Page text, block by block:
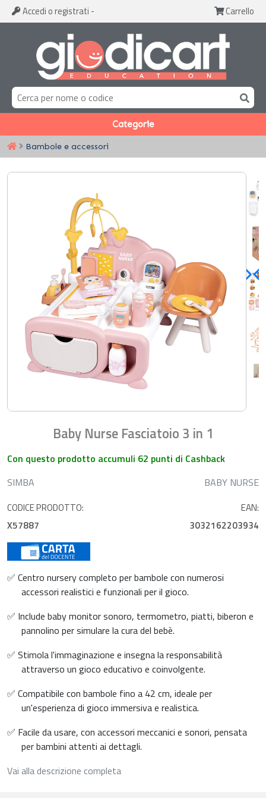
Accedi o registrati - Carrello
Categorie
Bambole e accessori
Baby Nurse Fasciatoio 3 in 1
Con questo prodotto accumuli 62 punti di Cashback
SIMBA
BABY NURSE
CODICE PRODOTTO:
X57887
EAN:
3032162203934
✅ Centro nursery completo per bambole con numerosi
accessori realistici e funzionali per il gioco.
✅ Include baby monitor sonoro, termometro, piatti, biberon e
pannolino per simulare la cura del bebè.
✅ Stimola l'immaginazione e insegna la responsabilità
attraverso un gioco educativo e coinvolgente.
✅ Compatibile con bambole fino a 42 cm, ideale per
un'esperienza di gioco immersiva e realistica.
✅ Facile da usare, con accessori meccanici e sonori, pensata
per bambini attenti ai dettagli.
Vai alla descrizione completa